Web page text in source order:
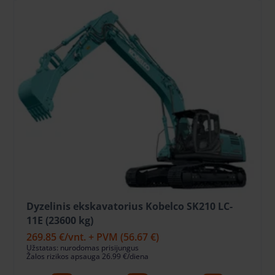
Dyzelinis ekskavatorius Kobelco SK210 LC-
11E (23600 kg)
269.85 €/vnt. + PVM (56.67 €)
Užstatas: nurodomas prisijungus
Žalos rizikos apsauga 26.99 €/diena